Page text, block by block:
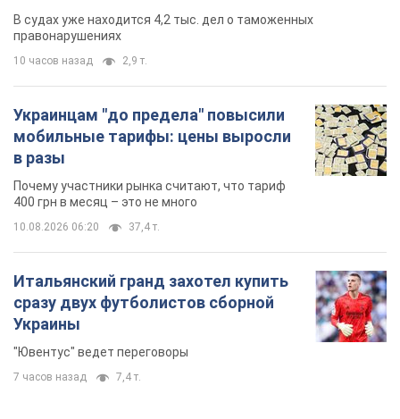
В судах уже находится 4,2 тыс. дел о таможенных
правонарушениях
10 часов назад 2,9 т.
Украинцам "до предела" повысили
мобильные тарифы: цены выросли
в разы
Почему участники рынка считают, что тариф
400 грн в месяц – это не много
10.08.2026 06:20 37,4 т.
Итальянский гранд захотел купить
сразу двух футболистов сборной
Украины
"Ювентус" ведет переговоры
7 часов назад 7,4 т.